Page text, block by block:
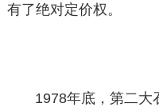
有了绝对定价权。
1978年底，第二大